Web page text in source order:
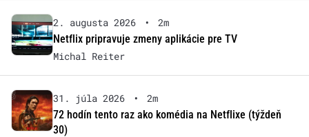
2. augusta 2026 •
2m
Netflix pripravuje zmeny aplikácie pre TV
Michal Reiter
31. júla 2026 •
2m
72 hodín tento raz ako komédia na Netflixe (týždeň
30)